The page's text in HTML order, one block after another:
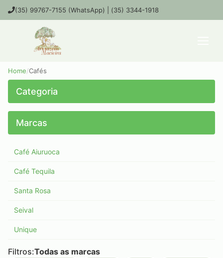
(35) 99767-7155 (WhatsApp) | (35) 3344-1918
Home/Cafés
Cafés
Categoria
Marcas
Café Aiuruoca
Café Tequila
Santa Rosa
Seival
Unique
Filtros:Todas as marcas